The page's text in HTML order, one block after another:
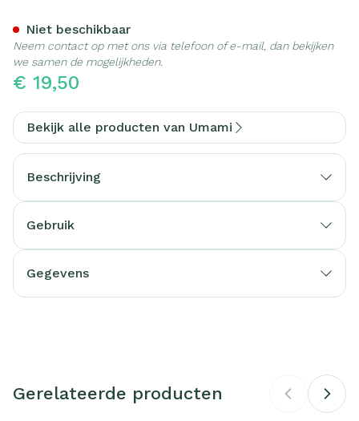
€ 19,50
Niet beschikbaar
Neem contact op met ons via telefoon of e-mail, dan bekijken
we samen de mogelijkheden.
Bekijk alle producten van Umami
Beschrijving
Gebruik
Gegevens
Merken Umami
Gerelateerde producten